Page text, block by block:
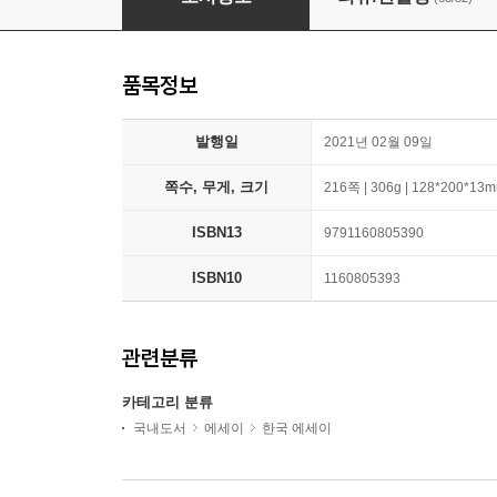
품목정보
발행일 2021년 02월 09일
쪽수, 무게, 크기 216쪽 | 306g |
ISBN13 9791160805390
ISBN10 1160805393
관련분류
카테고리 분류
국내도서 에세이 한국 에세이